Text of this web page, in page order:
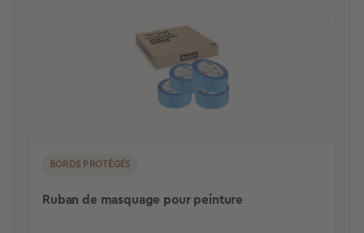
BORDS PROTÉGÉS
Ruban de masquage pour peinture